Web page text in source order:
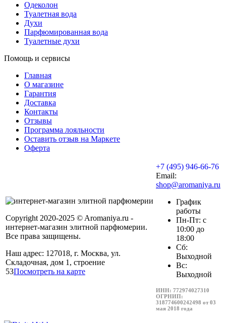
Одеколон
Туалетная вода
Духи
Парфюмированная вода
Туалетные духи
Помощь и сервисы
Главная
О магазине
Гарантия
Доставка
Контакты
Отзывы
Программа лояльности
Оставить отзыв на Маркете
Оферта
Copyright 2020-2025 © Aromaniya.ru -
интернет-магазин элитной парфюмерии.
Все права защищены.
Наш адрес: 127018, г. Москва, ул.
Складочная, дом 1, строение
53Посмотреть на карте
+7 (495) 946-66-76
Email:
shop@aromaniya.ru
График
работы
Пн-Пт: с
10:00 до
18:00
Сб:
Выходной
Вс:
Выходной
ИНН: 772974027310
ОГРНИП:
318774600242498 от 03
мая 2018 года